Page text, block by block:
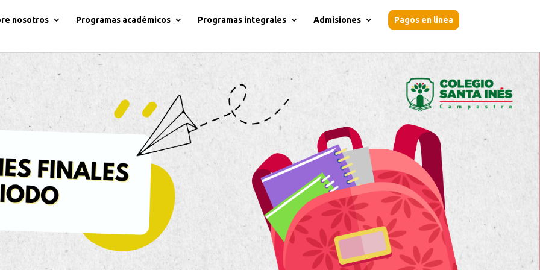
nosotros Programas académicos Programas integrales Admisiones Pagos en linea